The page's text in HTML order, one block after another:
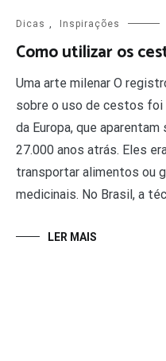
Dicas , Inspirações
Como utilizar os
Uma arte milenar O
sobre o uso de cestos
da Europa, que
27.000 anos atrás. Eles
transportar alimentos ou
medicinais. No Brasil, a
LER MAIS